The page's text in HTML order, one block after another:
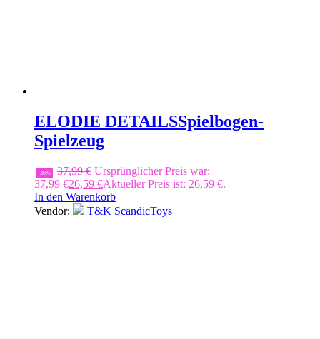
ELODIE DETAILSSpielbogen-
Spielzeug
-30% 37,99€ Ursprünglicher Preis war:
37,99 €26,59 €Aktueller Preis ist: 26,59 €.
In den Warenkorb
Vendor:
T&K ScandicToys